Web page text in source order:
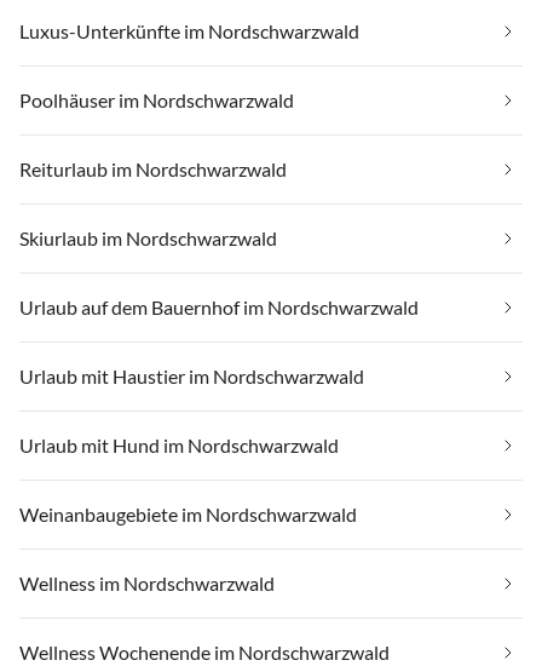
Luxus-Unterkünfte im Nordschwarzwald
Poolhäuser im Nordschwarzwald
Reiturlaub im Nordschwarzwald
Skiurlaub im Nordschwarzwald
Urlaub auf dem Bauernhof im Nordschwarzwald
Urlaub mit Haustier im Nordschwarzwald
Urlaub mit Hund im Nordschwarzwald
Weinanbaugebiete im Nordschwarzwald
Wellness im Nordschwarzwald
Wellness Wochenende im Nordschwarzwald